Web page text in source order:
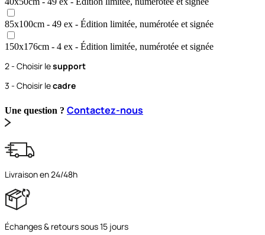
85x100cm - 49 ex - Édition limitée, numérotée et signée
150x176cm - 4 ex - Édition limitée, numérotée et signée
2 - Choisir lesupport
3 - Choisir lecadre
Une question ? Contactez-nous
Livraison en 24/48h
Échanges & retours sous 15 jours